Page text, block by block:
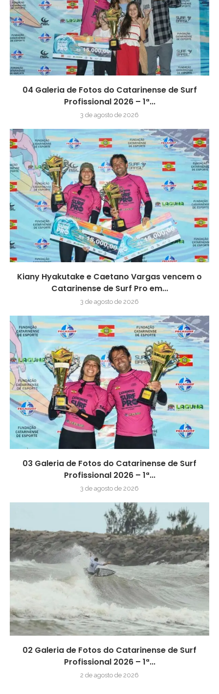
04 Galeria de Fotos do Catarinense de Surf
Profissional 2026 – 1ª...
3 de agosto de 2026
Kiany Hyakutake e Caetano Vargas vencem o
Catarinense de Surf Pro em...
3 de agosto de 2026
03 Galeria de Fotos do Catarinense de Surf
Profissional 2026 – 1ª...
3 de agosto de 2026
02 Galeria de Fotos do Catarinense de Surf
Profissional 2026 – 1ª...
2 de agosto de 2026